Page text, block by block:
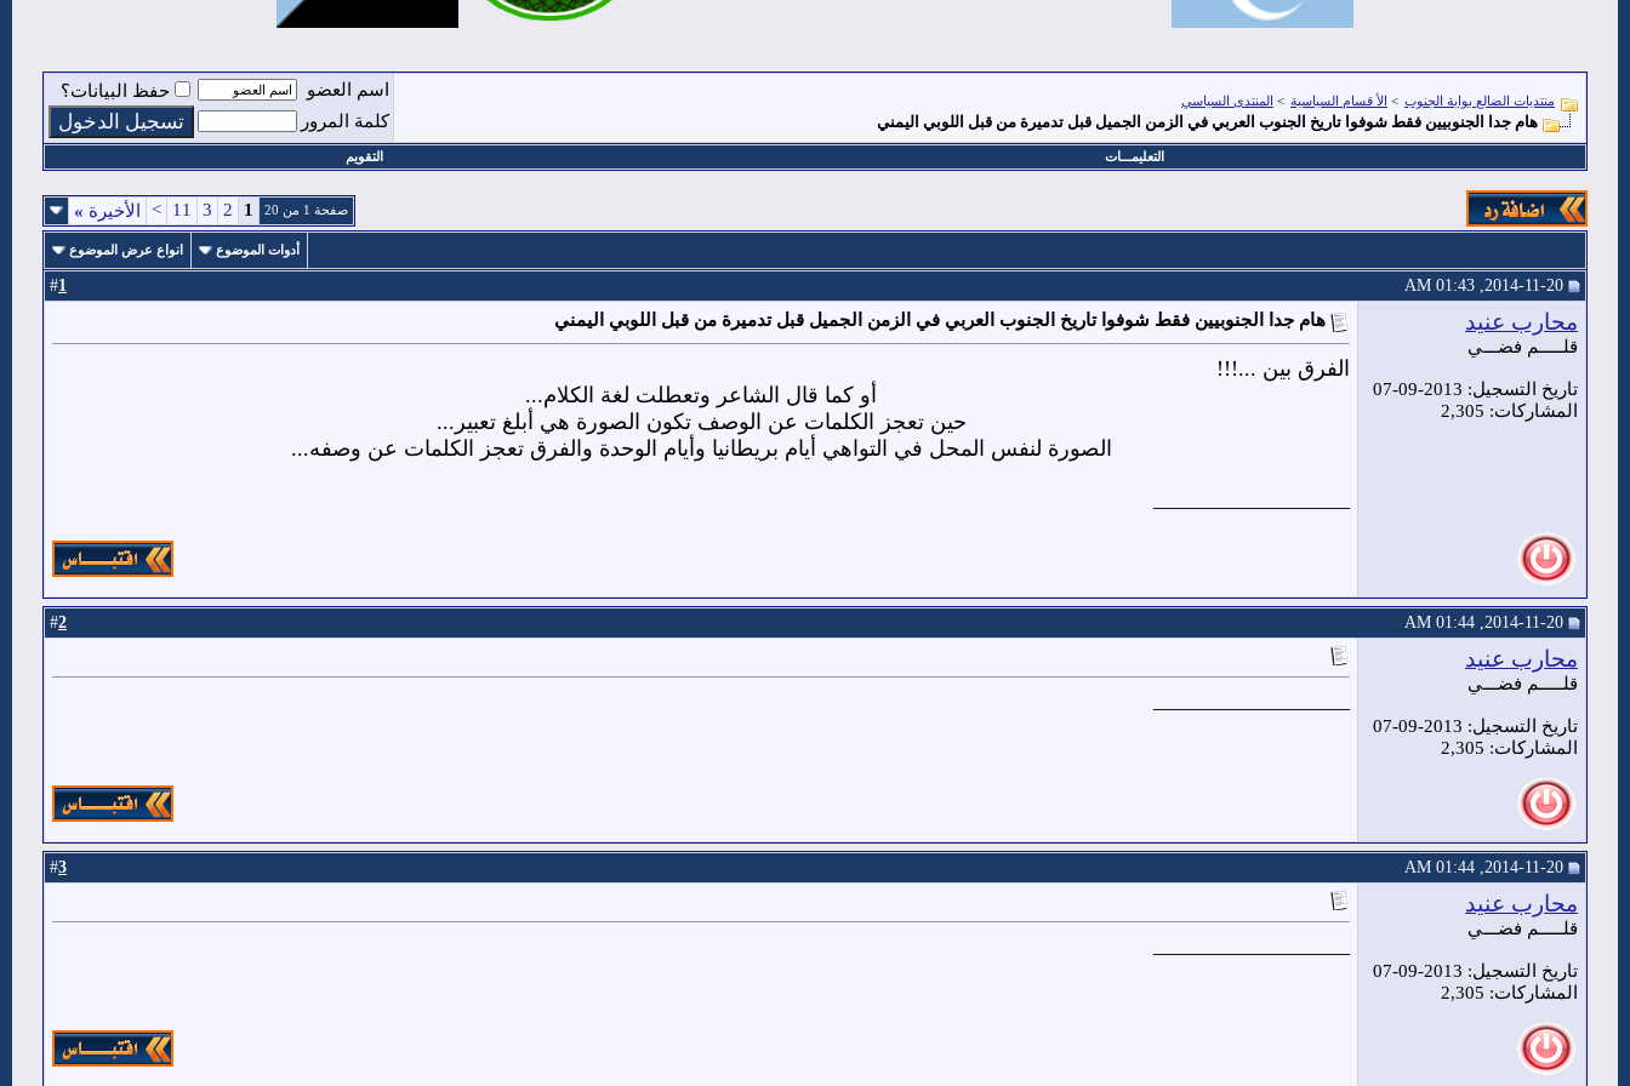
منتديات الضالع بوابة الجنوب > الأ قسام السياسية > المنتدى السياسي
هام جدا الجنوبيين فقط شوفوا تاريخ الجنوب العربي في الزمن الجميل قبل تدميرة من قبل اللوبي اليمني
اسم العضو
حفظ البيانات؟
كلمة المرور
التعليمـــات التقويم
صفحة 1 من 20 1
2
3
11
> الأخيرة »
أدوات الموضوع انواع عرض الموضوع
1
محارب عنيد
قلـــــم فضـــي
تاريخ التسجيل: 2013-09-07
المشاركات: 2,305
هام جدا الجنوبيين فقط شوفوا تاريخ الجنوب العربي في الزمن الجميل قبل تدميرة من قبل اللوبي اليمني
الفرق بين ...!!!
أو كما قال الشاعر وتعطلت لغة الكلام...
حين تعجز الكلمات عن الوصف تكون الصورة هي أبلغ تعبير...
الصورة لنفس المحل في التواهي أيام بريطانيا وأيام الوحدة والفرق تعجز الكلمات عن وصفه...
2
محارب عنيد
قلـــــم فضـــي
تاريخ التسجيل: 2013-09-07
المشاركات: 2,305
3
محارب عنيد
قلـــــم فضـــي
تاريخ التسجيل: 2013-09-07
المشاركات: 2,305